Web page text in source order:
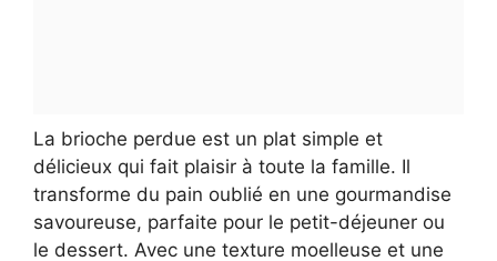
La brioche perdue est un plat simple et
délicieux qui fait plaisir à toute la famille. Il
transforme du pain oublié en une gourmandise
savoureuse, parfaite pour le petit-déjeuner ou
le dessert. Avec une texture moelleuse et une